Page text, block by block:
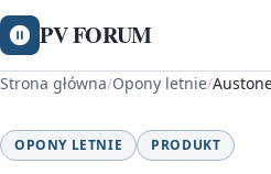
PV FORUM
Strona główna/Opony letnie/
OPONY LETNIE PRODUKT